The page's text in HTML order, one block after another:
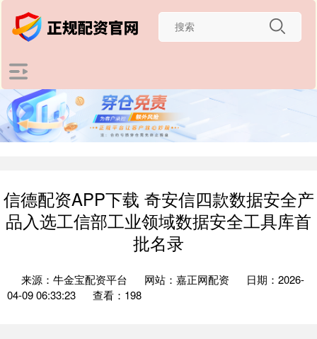
信德配资APP下载 奇安信四款数据安全产
品入选工信部工业领域数据安全工具库首
批名录
来源：牛金宝配资平台 网站：嘉正网配资
日期：2026-
04-09 06:33:23
查看：198